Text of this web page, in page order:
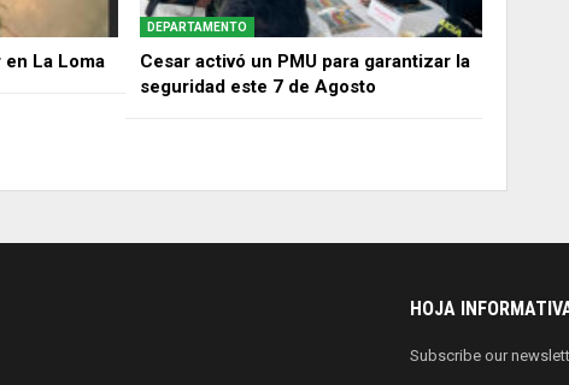
La Loma
DEPARTAMENTO
Cesar activó un PMU para garantizar la
seguridad este 7 de Agosto
HOJA
Subscribe our